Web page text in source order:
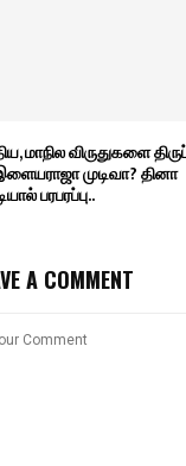
மாநில விருதுகளை
முடிவா? தினா
பரபரப்பு..
A COMMENT